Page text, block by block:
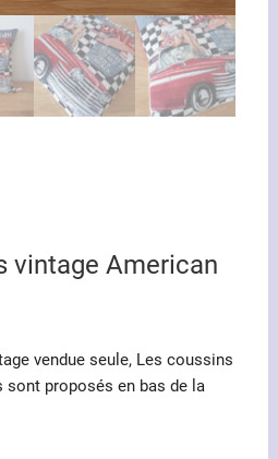
vintage American
vendue seule, Les coussins
sont proposés en bas de la